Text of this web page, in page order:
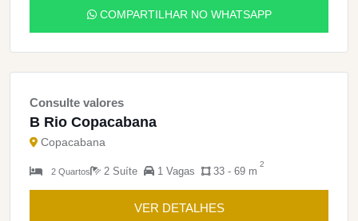
COMPARTILHAR NO WHATSAPP
Consulte valores
B Rio Copacabana
Copacabana
2 Quartos 2 Suíte 1 Vagas 33 - 69 m
2
VER DETALHES